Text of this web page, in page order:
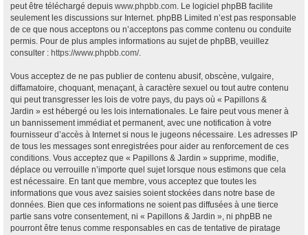
peut être téléchargé depuis www.phpbb.com. Le logiciel phpBB facilite
seulement les discussions sur Internet. phpBB Limited n’est pas responsable
de ce que nous acceptons ou n’acceptons pas comme contenu ou conduite
permis. Pour de plus amples informations au sujet de phpBB, veuillez
consulter : https://www.phpbb.com/.
Vous acceptez de ne pas publier de contenu abusif, obscène, vulgaire,
diffamatoire, choquant, menaçant, à caractère sexuel ou tout autre contenu
qui peut transgresser les lois de votre pays, du pays où « Papillons &
Jardin » est hébergé ou les lois internationales. Le faire peut vous mener à
un bannissement immédiat et permanent, avec une notification à votre
fournisseur d’accès à Internet si nous le jugeons nécessaire. Les adresses IP
de tous les messages sont enregistrées pour aider au renforcement de ces
conditions. Vous acceptez que « Papillons & Jardin » supprime, modifie,
déplace ou verrouille n’importe quel sujet lorsque nous estimons que cela
est nécessaire. En tant que membre, vous acceptez que toutes les
informations que vous avez saisies soient stockées dans notre base de
données. Bien que ces informations ne soient pas diffusées à une tierce
partie sans votre consentement, ni « Papillons & Jardin », ni phpBB ne
pourront être tenus comme responsables en cas de tentative de piratage